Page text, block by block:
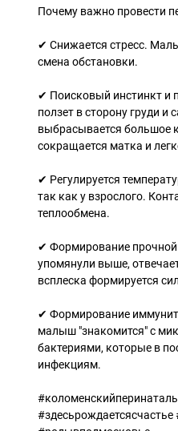
Почему важно провести
✔ Снижается стресс.
смена обстановки.
✔ Поисковый инстинкт и
ползет в сторону груди
выбрасывается большое
сокращается матка и
✔ Регулируется
так как у взрослого.
теплообмена.
✔ Формирование
упомянули выше,
всплеска формируется
✔ Формирование
малыш "знакомится" с
бактериями, которые в
инфекциям.